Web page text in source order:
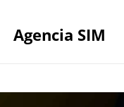
Agencia SIM